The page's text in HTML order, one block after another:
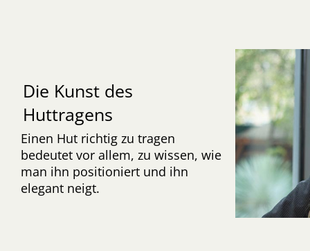
Die Kunst des
Huttragens
Einen Hut richtig zu tragen
bedeutet vor allem, zu wissen, wie
man ihn positioniert und ihn
elegant neigt.